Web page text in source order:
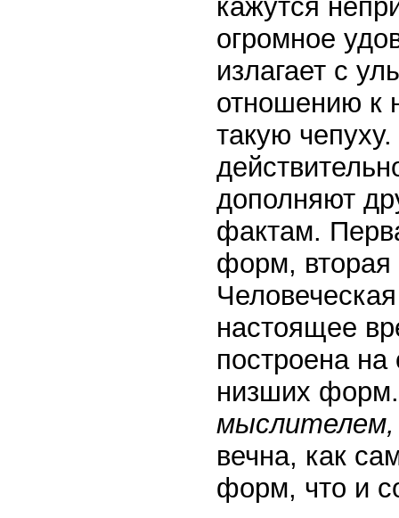
кажутся
огромное
излагает с
отношению к
такую
дополняют
фактам.
форм, вторая
настоящее
построена
низших
вечна, как
форм, что и